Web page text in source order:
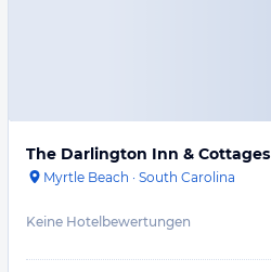
The Darlington Inn & Cottages
Myrtle Beach · South Carolina
Keine Hotelbewertungen